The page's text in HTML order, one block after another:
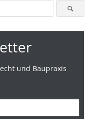
und Baupraxis